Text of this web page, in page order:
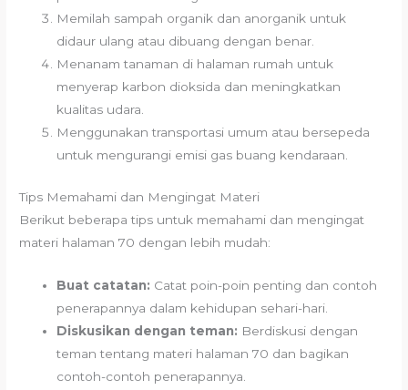
Memilah sampah organik dan anorganik untuk
didaur ulang atau dibuang dengan benar.
Menanam tanaman di halaman rumah untuk
menyerap karbon dioksida dan meningkatkan
kualitas udara.
Menggunakan transportasi umum atau bersepeda
untuk mengurangi emisi gas buang kendaraan.
Tips Memahami dan Mengingat Materi
Berikut beberapa tips untuk memahami dan mengingat
materi halaman 70 dengan lebih mudah:
Buat catatan: Catat poin-poin penting dan contoh
penerapannya dalam kehidupan sehari-hari.
Diskusikan dengan teman: Berdiskusi dengan
teman tentang materi halaman 70 dan bagikan
contoh-contoh penerapannya.